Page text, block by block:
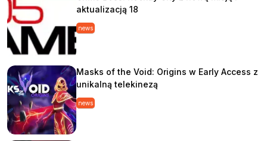
aktualizacją 18
news
Masks of the Void: Origins w Early Access z
unikalną telekinezą
news